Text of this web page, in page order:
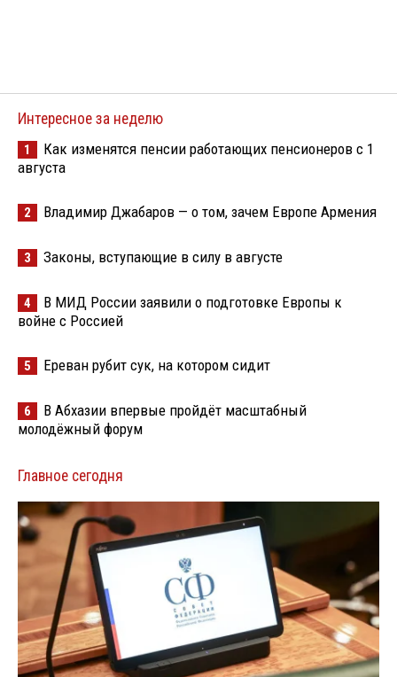
Интересное за неделю
1
Как изменятся пенсии работающих пенсионеров с 1
августа
2 Владимир Джабаров — о том, зачем Европе Армения
3 Законы, вступающие в силу в августе
4
В МИД России заявили о подготовке Европы к
войне с Россией
5 Ереван рубит сук, на котором сидит
6
В Абхазии впервые пройдёт масштабный
молодёжный форум
Главное сегодня